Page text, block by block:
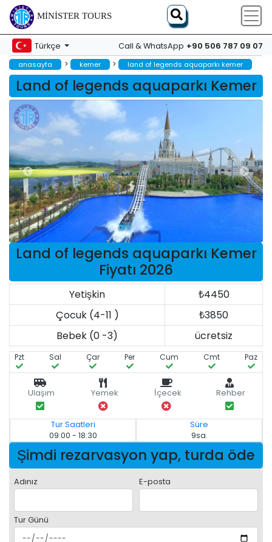
MINISTER TOURS
Türkçe Call & WhatsApp +90 506 787 09 07
anasayfa > kemer > land of legends aquaparkı kemer
Land of legends aquaparkı Kemer
Land of legends aquaparkı Kemer
Fiyatı 2026
Yetişkin
₺4450
Çocuk (4-11 )
₺3850
Bebek (0 -3)
ücretsiz
Pzt Sal Çar Per Cum Cmt Paz
Ulaşım Yemek İçecek Rehber
Tur Saatleri
09:00 - 18:30
Süre
9sa.
Şimdi rezarvasyon yap, turda öde
Adınız E-posta
Tur Günü